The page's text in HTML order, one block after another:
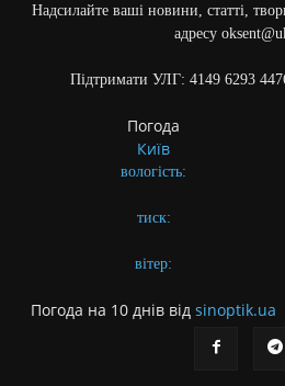
Надсилайте ваші новини, статті,
адресу
Підтримати УЛГ: 4149 6293
Погода
Київ
вологість:
тиск:
вітер:
Погода на 10 днів від sinoptik.ua